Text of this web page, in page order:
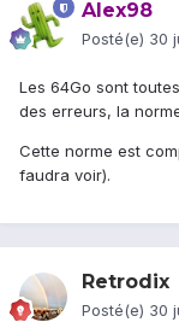
Alex98
Posté(e) 30
Les 64Go sont
des erreurs, la
Cette norme est
faudra voir).
Retrodix
Posté(e) 30